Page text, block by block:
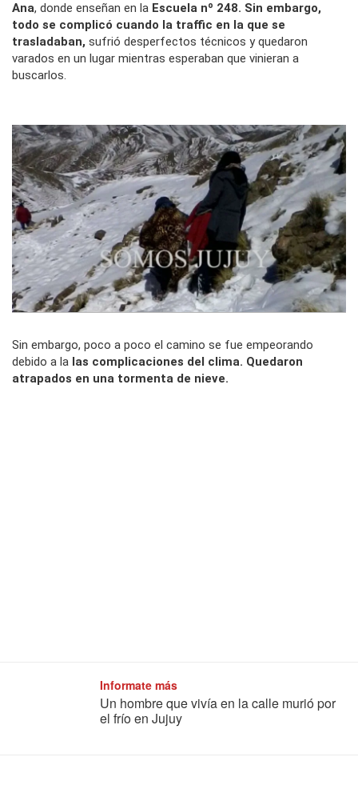
Ana, donde enseñan en la Escuela nº 248. Sin embargo,
todo se complicó cuando la traffic en la que se
trasladaban, sufrió desperfectos técnicos y quedaron
varados en un lugar mientras esperaban que vinieran a
buscarlos.
Sin embargo, poco a poco el camino se fue empeorando
debido a la las complicaciones del clima. Quedaron
atrapados en una tormenta de nieve.
Informate más
Un hombre que vivía en la calle murió por
el frío en Jujuy